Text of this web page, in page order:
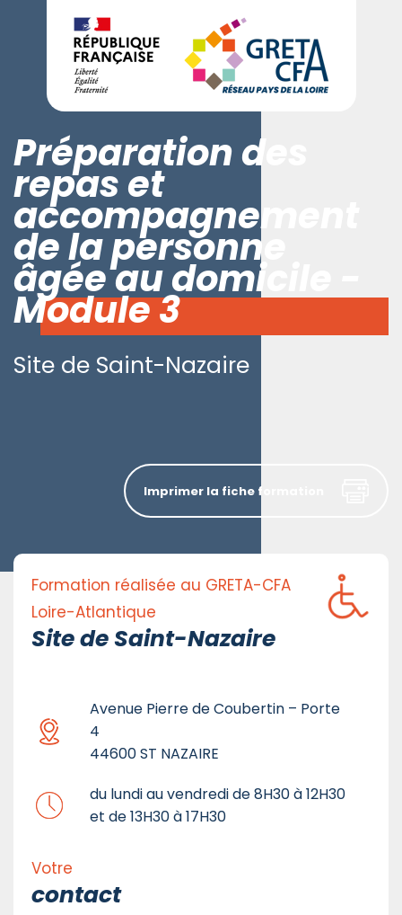
Préparation des
repas et
accompagnement
de la personne
âgée au domicile -
Module 3
Site de Saint-Nazaire
Formation réalisée au GRETA-CFA
Loire-Atlantique
Site de Saint-Nazaire
Avenue Pierre de Coubertin – Porte
4
44600 ST NAZAIRE
du lundi au vendredi de 8H30 à 12H30
et de 13H30 à 17H30
Votre
contact
Imprimer la fiche formation